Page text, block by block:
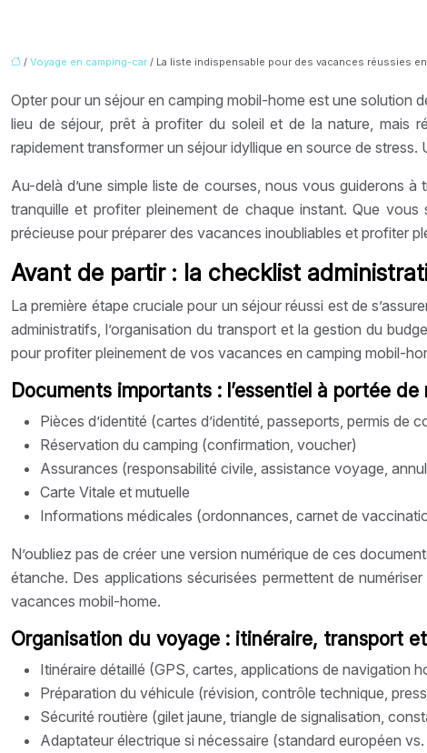
/ Voyage en camping-car / La liste indispensable pour des vacances réussies
Opter pour un séjour en camping mobil-home est une solution
lieu de séjour, prêt à profiter du soleil et de la nature, mais
rapidement transformer un séjour idyllique en source de
Au-delà d’une simple liste de courses, nous vous guiderons
tranquille et profiter pleinement de chaque instant. Que
précieuse pour préparer des vacances inoubliables et profiter
Avant de partir : la checklist
La première étape cruciale pour un séjour réussi est de
administratifs, l’organisation du transport et la gestion du
pour profiter pleinement de vos vacances en camping mobil-
Documents importants : l’essentiel à portée de
Pièces d’identité (cartes d’identité, passeports, permis de
Réservation du camping (confirmation, voucher)
Assurances (responsabilité civile, assistance voyage,
Carte Vitale et mutuelle
Informations médicales (ordonnances, carnet de
N’oubliez pas de créer une version numérique de ces
étanche. Des applications sécurisées permettent de
vacances mobil-home.
Organisation du voyage : itinéraire, transport
Itinéraire détaillé (GPS, cartes, applications de navigation
Préparation du véhicule (révision, contrôle technique,
Sécurité routière (gilet jaune, triangle de signalisation,
Adaptateur électrique si nécessaire (standard européen